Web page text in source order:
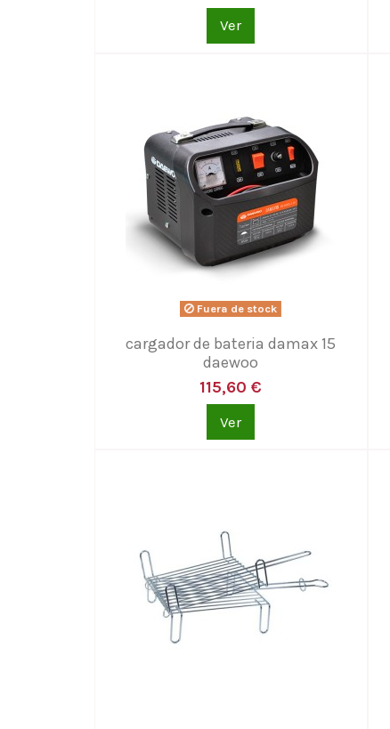
Ver
Fuera de stock
cargador de bateria damax 15
daewoo
115,60 €
Ver